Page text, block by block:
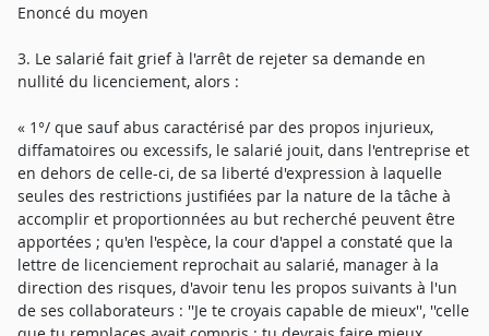
Enoncé du moyen
3. Le salarié fait grief à l'arrêt de rejeter sa demande en
nullité du licenciement, alors :
« 1°/ que sauf abus caractérisé par des propos injurieux,
diffamatoires ou excessifs, le salarié jouit, dans l'entreprise et
en dehors de celle-ci, de sa liberté d'expression à laquelle
seules des restrictions justifiées par la nature de la tâche à
accomplir et proportionnées au but recherché peuvent être
apportées ; qu'en l'espèce, la cour d'appel a constaté que la
lettre de licenciement reprochait au salarié, manager à la
direction des risques, d'avoir tenu les propos suivants à l'un
de ses collaborateurs : ''Je te croyais capable de mieux'', ''celle